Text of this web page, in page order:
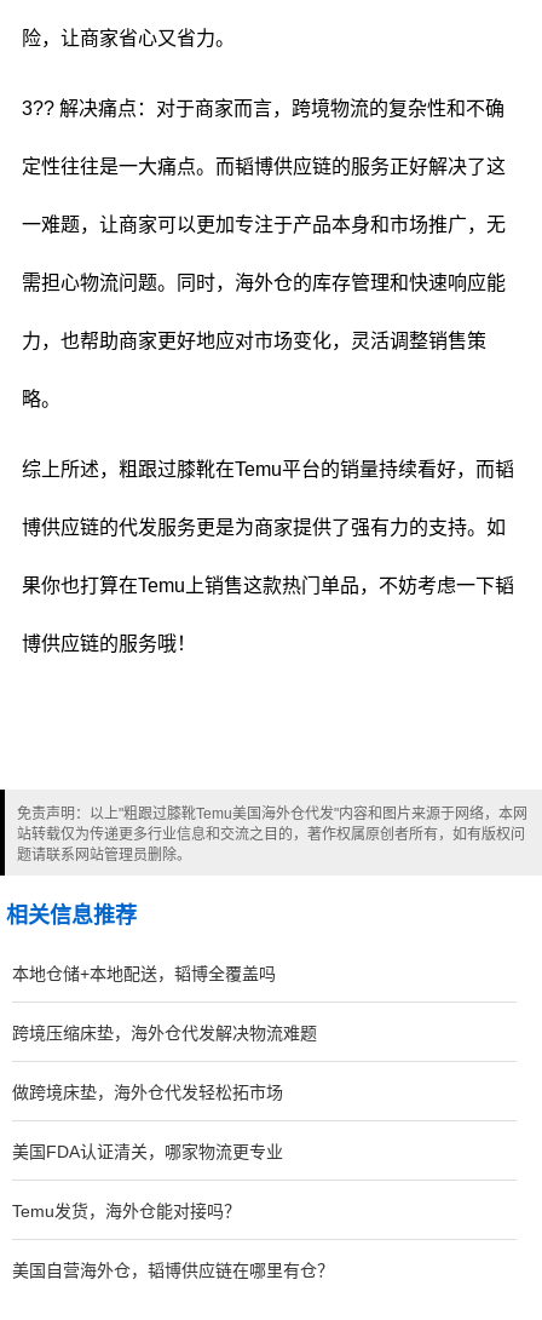
险，让商家省心又省力。
3?? 解决痛点：对于商家而言，跨境物流的复杂性和不确
定性往往是一大痛点。而韬博供应链的服务正好解决了这
一难题，让商家可以更加专注于产品本身和市场推广，无
需担心物流问题。同时，海外仓的库存管理和快速响应能
力，也帮助商家更好地应对市场变化，灵活调整销售策
略。
综上所述，粗跟过膝靴在Temu平台的销量持续看好，而韬
博供应链的代发服务更是为商家提供了强有力的支持。如
果你也打算在Temu上销售这款热门单品，不妨考虑一下韬
博供应链的服务哦！
免责声明：以上"粗跟过膝靴Temu美国海外仓代发"内容和图片来源于网络，本网
站转载仅为传递更多行业信息和交流之目的，著作权属原创者所有，如有版权问
题请联系网站管理员删除。
相关信息推荐
本地仓储+本地配送，韬博全覆盖吗
跨境压缩床垫，海外仓代发解决物流难题
做跨境床垫，海外仓代发轻松拓市场
美国FDA认证清关，哪家物流更专业
Temu发货，海外仓能对接吗？
美国自营海外仓，韬博供应链在哪里有仓？